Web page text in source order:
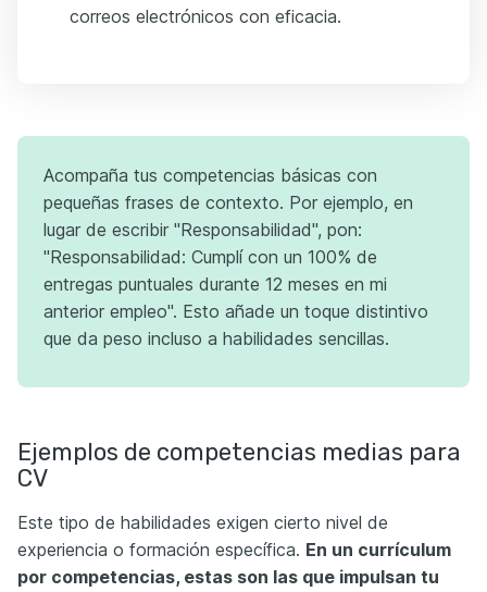
correos electrónicos con eficacia.
Acompaña tus competencias básicas con
pequeñas frases de contexto. Por ejemplo, en
lugar de escribir "Responsabilidad", pon:
"Responsabilidad: Cumplí con un 100% de
entregas puntuales durante 12 meses en mi
anterior empleo". Esto añade un toque distintivo
que da peso incluso a habilidades sencillas.
Ejemplos de competencias medias para
CV
Este tipo de habilidades exigen cierto nivel de
experiencia o formación específica. En un currículum
por competencias, estas son las que impulsan tu